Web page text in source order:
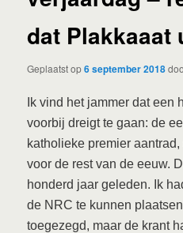
dat Plakkaaat
Geplaatst op6 september 2018
Ik vind het jammer dat een
voorbij dreigt te gaan: de
katholieke premier
voor de rest van de eeuw.
honderd jaar geleden. Ik
de NRC te kunnen
toegezegd, maar de krant